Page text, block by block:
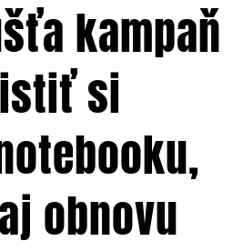
kampaň
si
obnovu